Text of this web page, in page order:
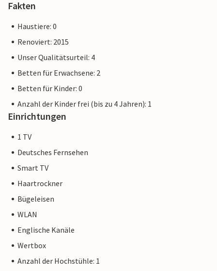
Fakten
Haustiere: 0
Renoviert: 2015
Unser Qualitätsurteil: 4
Betten für Erwachsene: 2
Betten für Kinder: 0
Anzahl der Kinder frei (bis zu 4 Jahren): 1
Einrichtungen
1 TV
Deutsches Fernsehen
Smart TV
Haartrockner
Bügeleisen
WLAN
Englische Kanäle
Wertbox
Anzahl der Hochstühle: 1